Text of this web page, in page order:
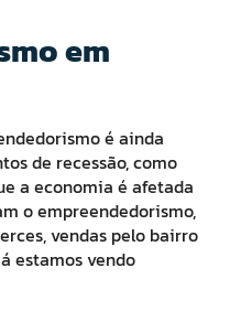
em
é ainda
de recessão, como
a economia é afetada
o empreendedorismo,
vendas pelo bairro
estamos vendo